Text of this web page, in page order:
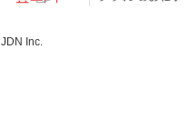
JDN Inc.